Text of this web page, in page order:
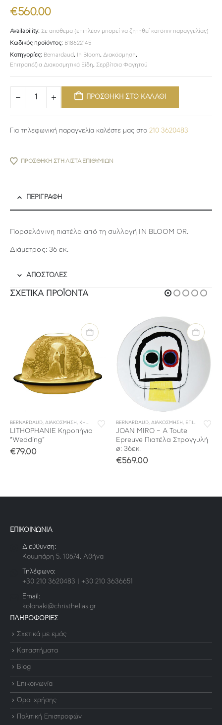
€560.00
Availability: Σε απόθεμα (επιπλέον μπορεί να ζητηθεί κατόπιν παραγγελίας)
Κωδικός προϊόντος: B18622145
Κατηγορίες: Bernardaud, In Bloom, Διακόσμηση,
Επιτραπέζια Διακοσμητικά Είδη, Σερβίτσια Φαγητού
ΠΡΟΣΘΗΚΗ ΣΤΟ ΚΑΛΑΘΙ
Για τηλεφωνική παραγγελία καλέστε μας στο 210 3620483
ΠΡΟΣΘΉΚΗ ΣΤΗ ΛΊΣΤΑ ΕΠΙΘΥΜΙΏΝ
ΠΕΡΙΓΡΑΦΉ
Πορσελάνινη πιατέλα από τη συλλογή IN BLOOM OR.
Διάμετρος: 36 εκ.
ΑΠΟΣΤΟΛΕΣ
ΣΧΕΤΙΚΆ ΠΡΟΪΌΝΤΑ
BERNARDAUD, ΔΙΑΚΟΣΜΗΣΗ, ΚΗΡΟΠΗΓΙΑ
LITHOPHANIE Κηροπήγιο
“Wedding”
€79.00
BERNARDAUD, ΔΙΑΚΟΣΜΗΣΗ, ΕΠΙΤΡΑΠΕΖΙΑ ΔΙΑΚΟΣΜΗΤΙΚΑ ΕΙΔΗ
JOAN MIRO – A Toute
Epreuve Πιατέλα Στρογγυλή
ø: 36εκ.
€569.00
ΕΠΙΚΟΙΝΩΝΙΑ
Διεύθυνση:
Κουμπάρη 5, 10674, Αθήνα
Τηλέφωνο:
+30 210 3620483 | +30 210 3636651
Email:
kolonaki@christhellas.gr
ΠΛΗΡΟΦΟΡΙΕΣ
Σχετικά με εμάς
Καταστήματα
Blog
Επικοινωνία
Όροι χρήσης
Πολιτική Επιστροφών